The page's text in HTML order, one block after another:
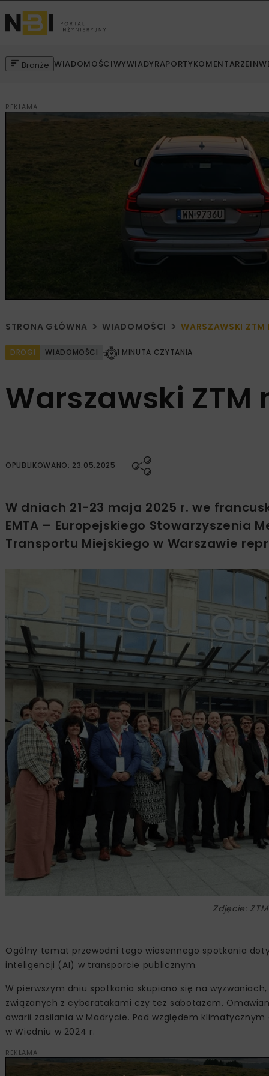
Branże WIADOMOŚCIWYWIADYRAPORTYKOMENTARZE
REKLAMA
STRONA GŁÓWNA WIADOMOŚCI WARSZAWSKI ZTM
DROGI WIADOMOŚCI 1 MINUTA CZYTANIA
Warszawski ZTM
OPUBLIKOWANO: 23.05.2025
W dniach 21-23 maja 2025 r. we
EMTA – Europejskiego Stowarzyszenia
Transportu Miejskiego w Warszawie
Zdjęcie:
Ogólny temat przewodni tego wiosennego spotkania
inteligencji (AI) w transporcie publicznym.
W pierwszym dniu spotkania skupiono się na
związanych z cyberatakami czy też sabotażem.
awarii zasilania w Madrycie. Pod względem
w Wiedniu w 2024 r.
REKLAMA